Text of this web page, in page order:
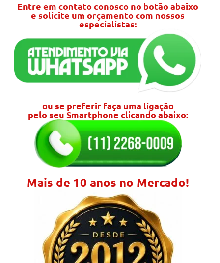
Entre em contato conosco no botão abaixo
e solicite um orçamento com nossos
especialistas:
ou se preferir faça uma ligação
pelo seu Smartphone clicando abaixo:
Mais de 10 anos no Mercado!